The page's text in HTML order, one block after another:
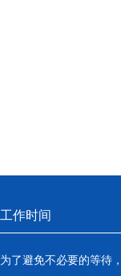
工作时间
为了避免不必要的等待